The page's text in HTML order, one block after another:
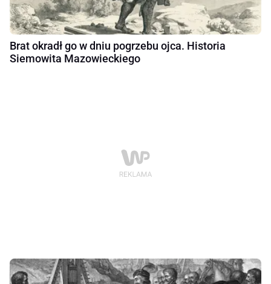
Brat okradł go w dniu pogrzebu ojca. Historia
Siemowita Mazowieckiego